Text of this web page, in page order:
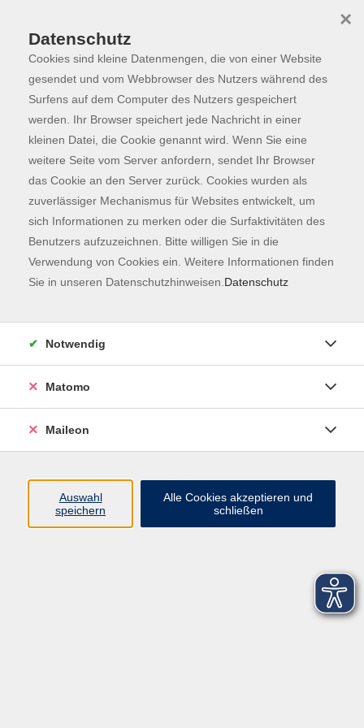
Skip to main content
Über uns Unsere Lehrkräfte
Roeland, Danelle
Lehrkraft für Englisch
Keine passenden Kurse gefunden.
Impressum
AGB
Datenschutz
Cookies sind kleine Datenmengen, die von einer Website
gesendet und vom Webbrowser des Nutzers während des
Surfens auf dem Computer des Nutzers gespeichert
werden. Ihr Browser speichert jede Nachricht in einer
kleinen Datei, die Cookie genannt wird. Wenn Sie eine
weitere Seite vom Server anfordern, sendet Ihr Browser
das Cookie an den Server zurück. Cookies wurden als
zuverlässiger Mechanismus für Websites entwickelt, um
sich Informationen zu merken oder die Surfaktivitäten des
Benutzers aufzuzeichnen. Bitte willigen Sie in die
Verwendung von Cookies ein. Weitere Informationen finden
Sie in unseren Datenschutzhinweisen. Datenschutz
×
Notwendig
Matomo
Maileon
Auswahl
speichern
Alle Cookies akzeptieren und
schließen